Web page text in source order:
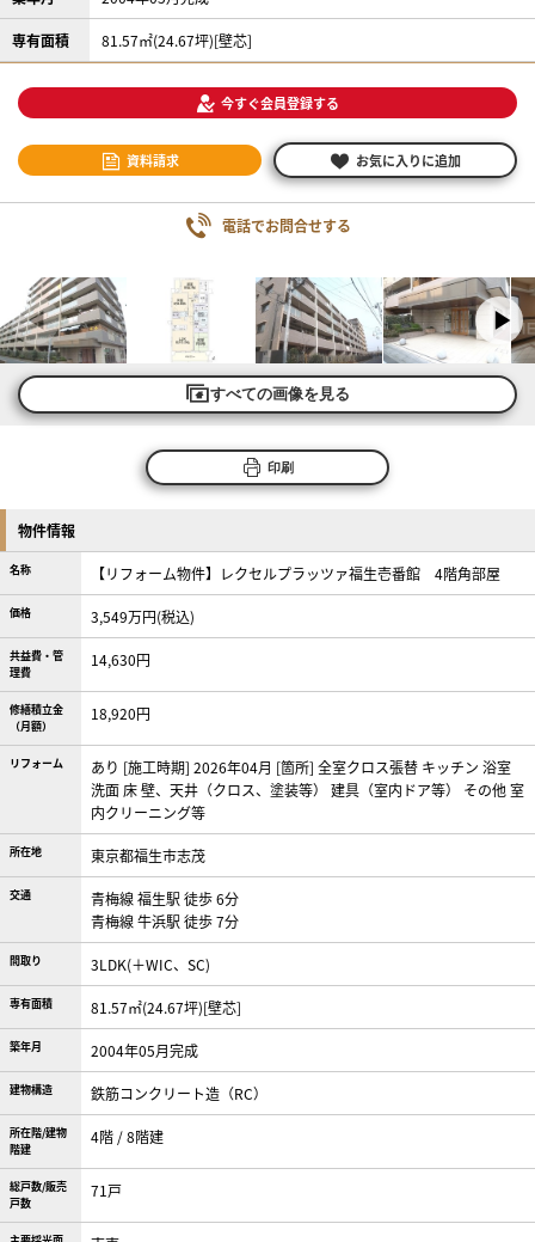
専有面積 81.57㎡(24.67坪)[壁芯]
今すぐ会員登録する
資料請求 お気に入りに追加
電話でお問合せする
すべての画像を見る
印刷
物件情報
名称 【リフォーム物件】レクセルプラッツァ福生壱番館 4階角部屋
価格 3,549万円(税込)
共益費・管
理費
14,630円
修繕積立金
（月額）
18,920円
リフォーム
あり [施工時期] 2026年04月 [箇所] 全室クロス張替 キッチン 浴室
洗面 床 壁、天井（クロス、塗装等） 建具（室内ドア等） その他 室
内クリーニング等
所在地 東京都福生市志茂
交通
青梅線 福生駅 徒歩 6分
青梅線 牛浜駅 徒歩 7分
間取り 3LDK(＋WIC、SC)
専有面積 81.57㎡(24.67坪)[壁芯]
築年月 2004年05月完成
建物構造 鉄筋コンクリート造（RC）
所在階/建物
階建
4階 / 8階建
総戸数/販売
戸数
71戸